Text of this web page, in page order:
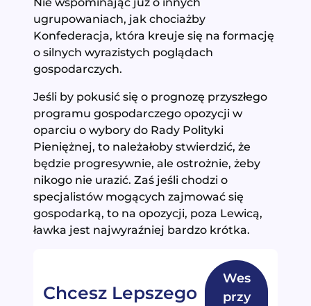
ugrupowaniach, jak chociażby
Konfederacja, która kreuje się na formację
o silnych wyrazistych poglądach
gospodarczych.
Jeśli by pokusić się o prognozę przyszłego
programu gospodarczego opozycji w
oparciu o wybory do Rady Polityki
Pieniężnej, to należałoby stwierdzić, że
będzie progresywnie, ale ostrożnie, żeby
nikogo nie urazić. Zaś jeśli chodzi o
specjalistów mogących zajmować się
gospodarką, to na opozycji, poza Lewicą,
ławka jest najwyraźniej bardzo krótka.
Chcesz Lepszego
Wes
przy